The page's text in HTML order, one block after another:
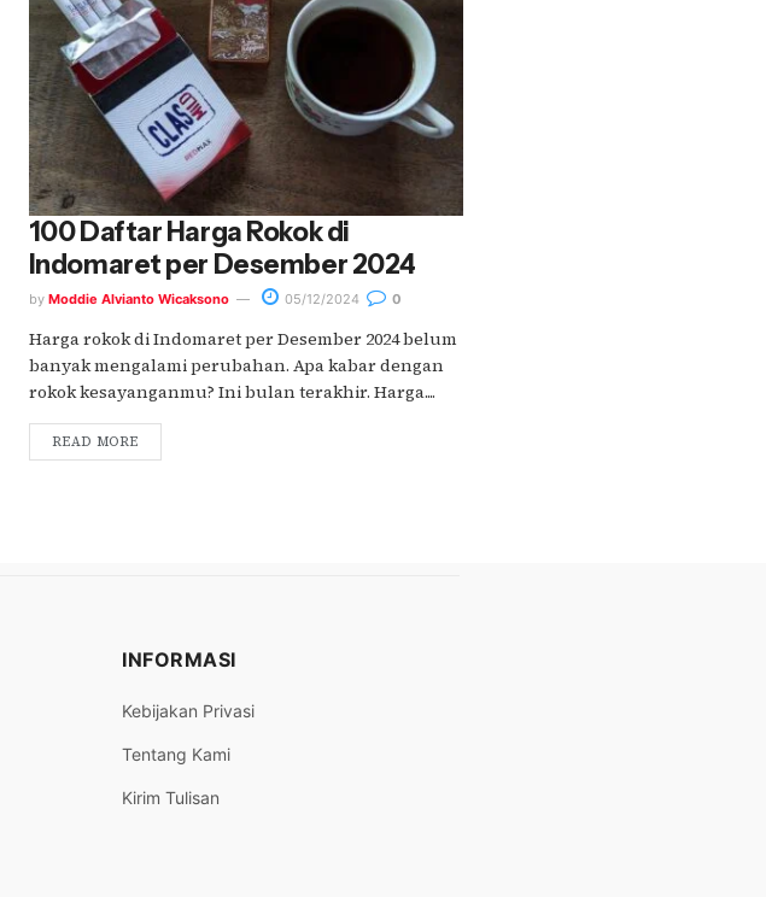
100 Daftar Harga Rokok di
Indomaret per Desember 2024
by Moddie Alvianto Wicaksono 05/12/2024 0
Harga rokok di Indomaret per Desember 2024 belum
banyak mengalami perubahan. Apa kabar dengan
rokok kesayanganmu? Ini bulan terakhir. Harga....
READ MORE
INFORMASI
Kebijakan Privasi
Tentang Kami
Kirim Tulisan